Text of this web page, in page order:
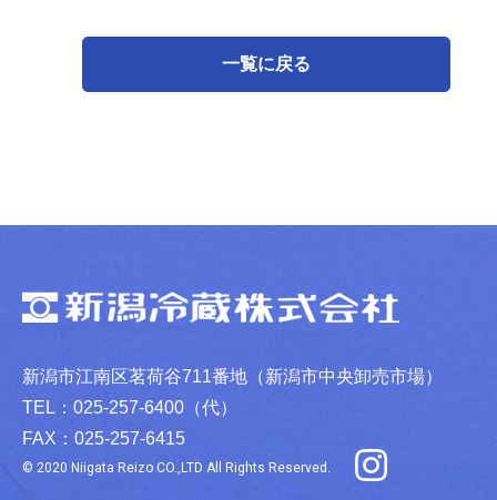
一覧に戻る
新潟市江南区茗荷谷711番地（新潟市中央卸売市場）
TEL：025-257-6400（代）
FAX：025-257-6415
© 2020 Niigata Reizo CO.,LTD All Rights Reserved.